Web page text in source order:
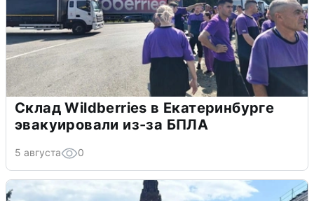
Склад Wildberries в Екатеринбурге
эвакуировали из-за БПЛА
5 августа 0